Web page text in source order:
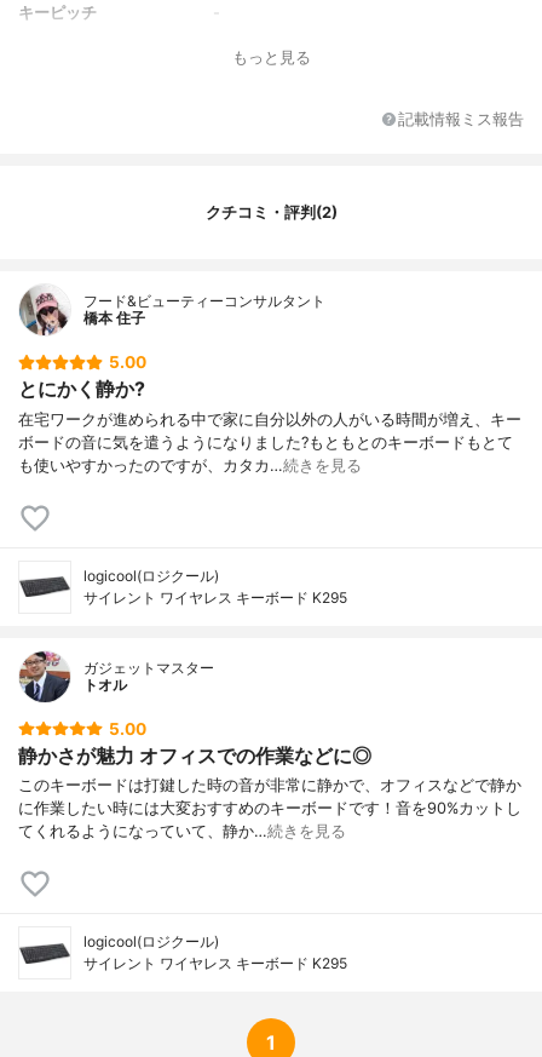
キーピッチ
もっと見る
記載情報ミス報告
クチコミ・評判(2)
フード&ビューティーコンサルタント
橋本 住子
5.00
とにかく静か?
在宅ワークが進められる中で家に自分以外の人がいる時間が増え、キー
ボードの音に気を遣うようになりました?もともとのキーボードもとて
も使いやすかったのですが、カタカ…続きを見る
logicool(ロジクール)
サイレント ワイヤレス キーボード K295
ガジェットマスター
トオル
5.00
静かさが魅力 オフィスでの作業などに◎
このキーボードは打鍵した時の音が非常に静かで、オフィスなどで静か
に作業したい時には大変おすすめのキーボードです！音を90%カットし
てくれるようになっていて、静か…続きを見る
logicool(ロジクール)
サイレント ワイヤレス キーボード K295
1